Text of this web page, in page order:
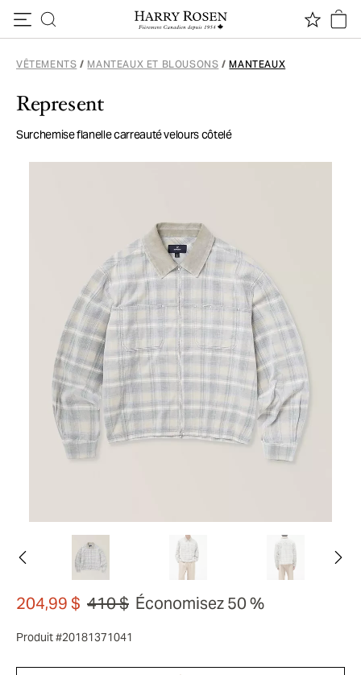
VÊTEMENTS / MANTEAUX ET BLOUSONS / MANTEAUX
Represent
Surchemise flanelle carreauté velours côtelé
204,99 $ 410 $ Économisez 50 %
Produit #20181371041